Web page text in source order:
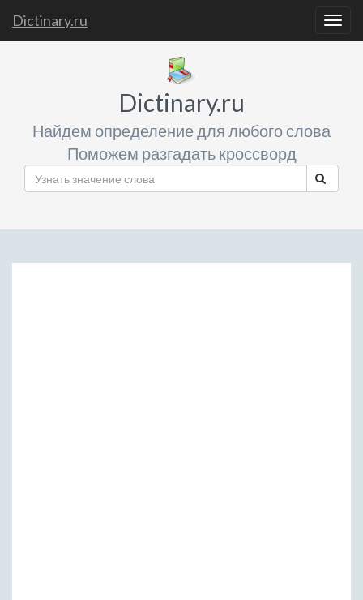
Dictinary.ru
Dictinary.ru
Найдем определение для любого слова
Поможем разгадать кроссворд